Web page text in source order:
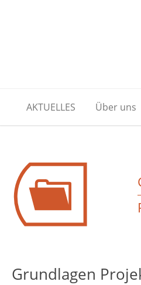
AKTUELLES Über uns
Grundlagen